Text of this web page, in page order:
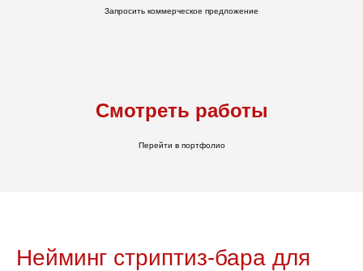
Запросить коммерческое предложение
Смотреть работы
Перейти в портфолио
Нейминг стриптиз-бара для